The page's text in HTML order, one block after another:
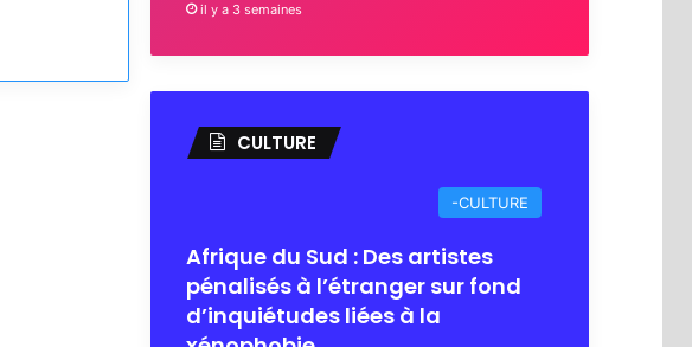
il y a 3 semaines
CULTURE
-CULTURE
Afrique du Sud : Des artistes
pénalisés à l’étranger sur fond
d’inquiétudes liées à la